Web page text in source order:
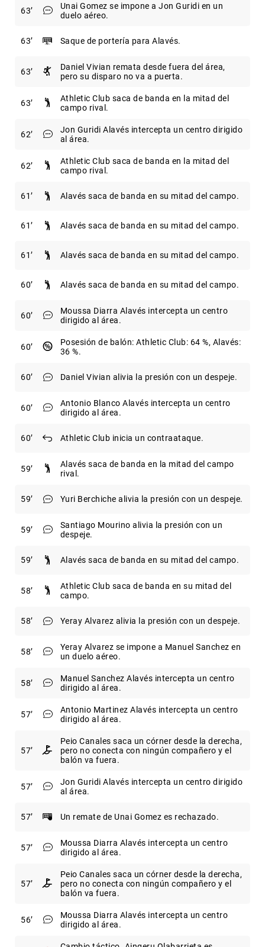
63
Unai Gomez se impone a Jon Guridi en un
duelo aéreo.
63 Saque de portería para Alavés.
63
Daniel Vivian remata desde fuera del área,
pero su disparo no va a puerta.
63
Athletic Club saca de banda en la mitad del
campo rival.
62
Jon Guridi Alavés intercepta un centro dirigido
al área.
62
Athletic Club saca de banda en la mitad del
campo rival.
61 Alavés saca de banda en su mitad del campo.
61 Alavés saca de banda en su mitad del campo.
61 Alavés saca de banda en su mitad del campo.
60 Alavés saca de banda en su mitad del campo.
60
Moussa Diarra Alavés intercepta un centro
dirigido al área.
60
Posesión de balón: Athletic Club: 64 %, Alavés:
36 %.
60 Daniel Vivian alivia la presión con un despeje.
60
Antonio Blanco Alavés intercepta un centro
dirigido al área.
60 Athletic Club inicia un contraataque.
59
Alavés saca de banda en la mitad del campo
rival.
59 Yuri Berchiche alivia la presión con un despeje.
59
Santiago Mourino alivia la presión con un
despeje.
59 Alavés saca de banda en su mitad del campo.
58
Athletic Club saca de banda en su mitad del
campo.
58 Yeray Alvarez alivia la presión con un despeje.
58
Yeray Alvarez se impone a Manuel Sanchez en
un duelo aéreo.
58
Manuel Sanchez Alavés intercepta un centro
dirigido al área.
57
Antonio Martinez Alavés intercepta un centro
dirigido al área.
57
Peio Canales saca un córner desde la derecha,
pero no conecta con ningún compañero y el
balón va fuera.
57
Jon Guridi Alavés intercepta un centro dirigido
al área.
57 Un remate de Unai Gomez es rechazado.
57
Moussa Diarra Alavés intercepta un centro
dirigido al área.
57
Peio Canales saca un córner desde la derecha,
pero no conecta con ningún compañero y el
balón va fuera.
56
Moussa Diarra Alavés intercepta un centro
dirigido al área.